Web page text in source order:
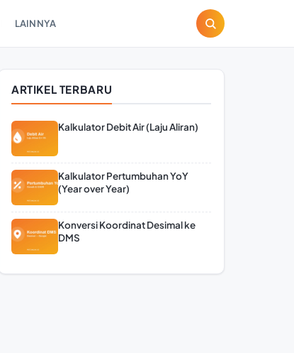
LAINNYA
ARTIKEL TERBARU
Kalkulator Debit Air (Laju Aliran)
Kalkulator Pertumbuhan YoY
(Year over Year)
Konversi Koordinat Desimal ke
DMS